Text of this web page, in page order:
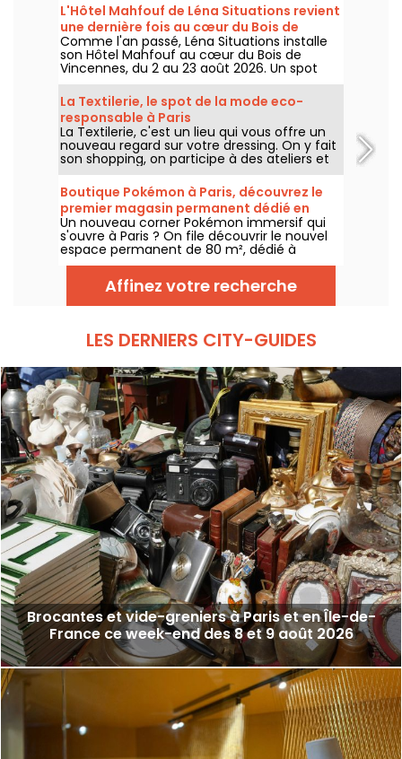
L'Hôtel Mahfouf de Léna Situations revient
une dernière fois au cœur du Bois de
Vincennes
Comme l'an passé, Léna Situations installe
son Hôtel Mahfouf au cœur du Bois de
Vincennes, du 2 au 23 août 2026. Un spot
chill et estival, entre vlogs d'août, shopping,
gourmandises végé et détente, avec un
goût de nostalgie.
La Textilerie, le spot de la mode eco-
responsable à Paris
La Textilerie, c'est un lieu qui vous offre un
nouveau regard sur votre dressing. On y fait
son shopping, on participe à des ateliers et
on redécouvre la mode d'un point de vue
eco-responsable.
Boutique Pokémon à Paris, découvrez le
premier magasin permanent dédié en
images
Un nouveau corner Pokémon immersif qui
s'ouvre à Paris ? On file découvrir le nouvel
espace permanent de 80 m², dédié à
l’univers des célèbres créatures, au sein de
la boutique Le Coin des Barons, située rue de
Rivoli dans le 1er arrondissement. Depuis ce
28 mars 2025, ce corner unique attend les
Affinez votre recherche
LES DERNIERS CITY-GUIDES
Brocantes et vide-greniers à Paris et en Île-de-
France ce week-end des 8 et 9 août 2026